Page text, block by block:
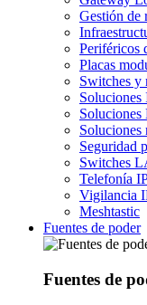
Gestión de
Periféricos
Placas
Switches y
Soluciones
Soluciones
Seguridad
Switches
Telefonía
Vigilancia
Meshtastic
Fuentes de poder
Fuentes de